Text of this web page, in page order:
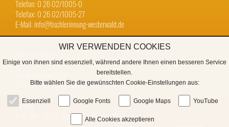
Telefon: 0 26 02/1005-0
Telefax: 0 26 02/1005-27
E-Mail: info@tischlerinnung-westerwald.de
7:45 Uhr − 12:00 Uhr und 12:45 − 16:30 Uhr
Freitag
7:45 Uhr − 12:00 Uhr und 12:45 − 15:30 Uhr
WIR VERWENDEN COOKIES
Einige von ihnen sind essenziell, während andere Ihnen einen besseren Service
bereitstellen.
Bitte wählen Sie die gewünschten Cookie-Einstellungen aus:
Essenziell Google Fonts Google Maps YouTube
Alle Cookies akzeptieren